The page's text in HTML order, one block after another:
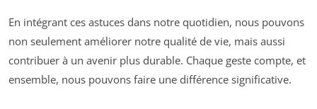
En intégrant ces astuces dans notre quotidien, nous pouvons
non seulement améliorer notre qualité de vie, mais aussi
contribuer à un avenir plus durable. Chaque geste compte, et
ensemble, nous pouvons faire une différence significative.